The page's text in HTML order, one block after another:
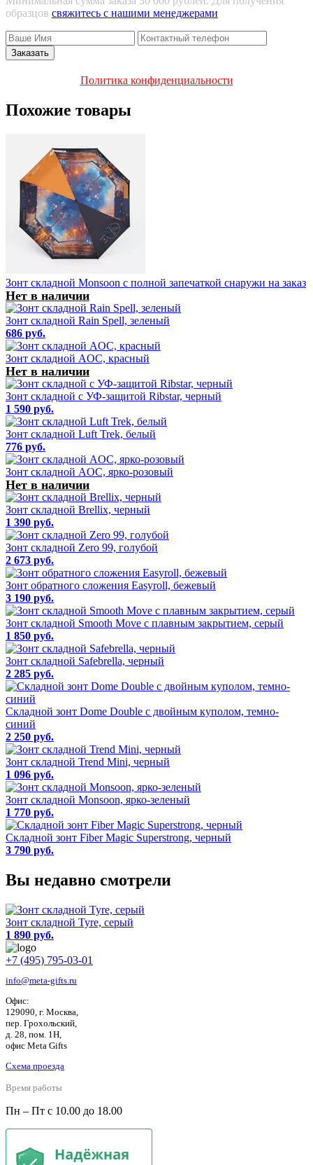
образцов свяжитесь с нашими менеджерами
Политика конфиденциальности
Похожие товары
Зонт складной Monsoon с полной запечаткой снаружи на заказ
Нет в наличии
Зонт складной Rain Spell, зеленый
686 руб.
Зонт складной AOC, красный
Нет в наличии
Зонт складной с УФ-защитой Ribstar, черный
1 590 руб.
Зонт складной Luft Trek, белый
776 руб.
Зонт складной AOC, ярко-розовый
Нет в наличии
Зонт складной Brellix, черный
1 390 руб.
Зонт складной Zero 99, голубой
2 673 руб.
Зонт обратного сложения Easyroll, бежевый
3 190 руб.
Зонт складной Smooth Move с плавным закрытием, серый
1 850 руб.
Зонт складной Safebrella, черный
2 285 руб.
Складной зонт Dome Double с двойным куполом, темно-
синий
2 250 руб.
Зонт складной Trend Mini, черный
1 096 руб.
Зонт складной Monsoon, ярко-зеленый
1 770 руб.
Складной зонт Fiber Magic Superstrong, черный
3 790 руб.
Вы недавно смотрели
Зонт складной Tyre, серый
1 890 руб.
+7 (495) 795-03-01
info@meta-gifts.ru
Офис:
129090, г. Москва,
пер. Грохольский,
д. 28, пом. 1Н,
офис Meta Gifts
Схема проезда
Время работы
Пн – Пт с 10.00 до 18.00